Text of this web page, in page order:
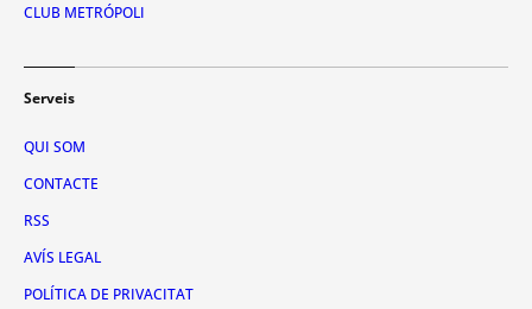
CLUB METRÓPOLI
Serveis
QUI SOM
CONTACTE
RSS
AVÍS LEGAL
POLÍTICA DE PRIVACITAT